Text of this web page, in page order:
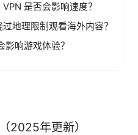
是否会影响速度？
地理限制观看海外内容？
影响游戏体验？
2025年更新）